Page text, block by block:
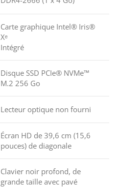
Carte graphique Intel® Iris®
Xᵉ
Intégré
Disque SSD PCIe® NVMe™
M.2 256 Go
Lecteur optique non fourni
Écran HD de 39,6 cm (15,6
pouces) de diagonale
Clavier noir profond, de
grande taille avec pavé